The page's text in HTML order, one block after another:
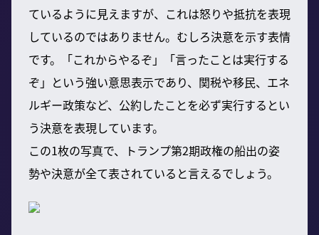
ているように見えますが、これは怒りや抵抗を表現
しているのではありません。むしろ決意を示す表情
です。「これからやるぞ」「言ったことは実行する
ぞ」という強い意思表示であり、関税や移民、エネ
ルギー政策など、公約したことを必ず実行するとい
う決意を表現しています。
この1枚の写真で、トランプ第2期政権の船出の姿
勢や決意が全て表されていると言えるでしょう。